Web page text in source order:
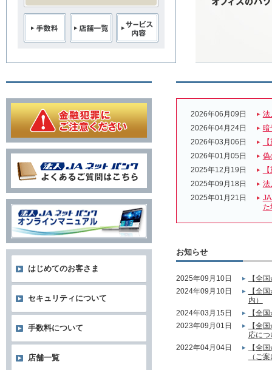
2026年06月09日
法
2026年04月24日
暗
2026年03月06日
2026年01月05日
偽
2025年12月19日
2025年09月18日
法
2025年01月21日
た
お知らせ
2025年09月10日
【全
2024年09月10日
【全
内）
2024年03月15日
【全
2023年09月01日
【全
応に
2022年04月04日
【全
（ご
はじめてのお客さま
セキュリティについて
手数料について
店舗一覧